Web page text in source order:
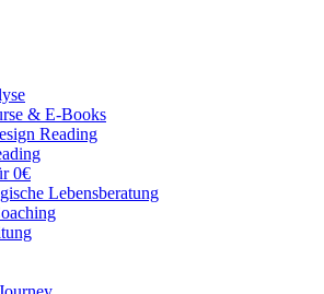
& E-Books
Reading
0€
Lebensberatung